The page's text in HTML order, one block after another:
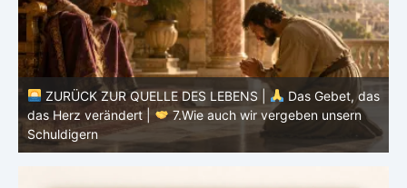
ZURÜCK ZUR QUELLE DES LEBENS |
Das Gebet, das
das Herz verändert |
6.Und vergib uns unsere Schuld